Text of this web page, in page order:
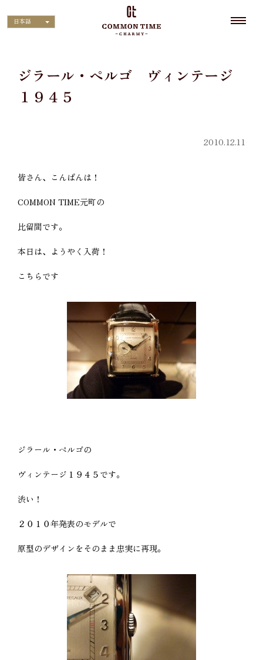
日本語
ジラール・ペルゴ ヴィンテージ
１９４５
2010.12.11
皆さん、こんばんは！
COMMON TIME元町の
比留間です。
本日は、ようやく入荷！
こちらです
ジラール・ペルゴの
ヴィンテージ１９４５です。
渋い！
２０１０年発表のモデルで
原型のデザインをそのまま忠実に再現。